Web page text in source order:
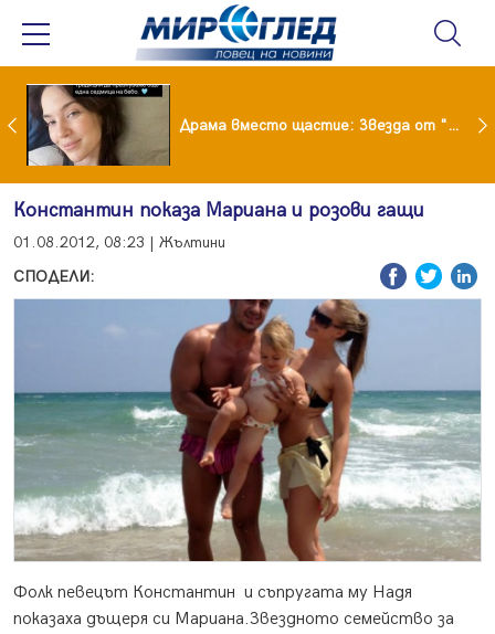
Лияна пропищя от изкуствения интелект Драма вместо щастие: Звезда от "Татковци" е в болница с високорискова бременност
Константин показа Мариана и розови гащи
01.08.2012, 08:23 | Жълтини
СПОДЕЛИ:
Фолк певецът Константин и съпругата му Надя
показаха дъщеря си Мариана.Звездното семейство за